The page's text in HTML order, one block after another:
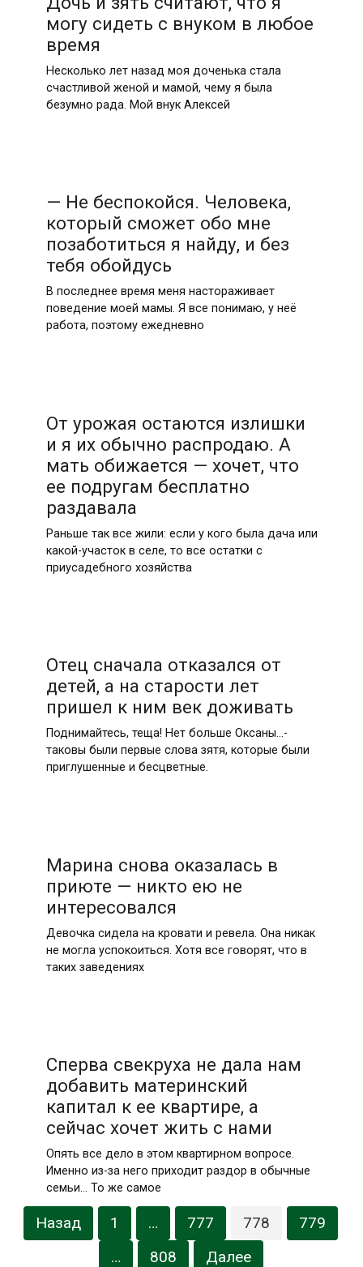
могу сидеть с внуком в любое
время
Несколько лет назад моя доченька стала
счастливой женой и мамой, чему я была
безумно рада. Мой внук Алексей
— Не беспокойся. Человека,
который сможет обо мне
позаботиться я найду, и без
тебя обойдусь
В последнее время меня настораживает
поведение моей мамы. Я все понимаю, у неё
работа, поэтому ежедневно
От урожая остаются излишки
и я их обычно распродаю. А
мать обижается — хочет, что
ее подругам бесплатно
раздавала
Раньше так все жили: если у кого была дача или
какой-участок в селе, то все остатки с
приусадебного хозяйства
Отец сначала отказался от
детей, а на старости лет
пришел к ним век доживать
Поднимайтесь, теща! Нет больше Оксаны…-
таковы были первые слова зятя, которые были
приглушенные и бесцветные.
Марина снова оказалась в
приюте — никто ею не
интересовался
Девочка сидела на кровати и ревела. Она никак
не могла успокоиться. Хотя все говорят, что в
таких заведениях
Сперва свекруха не дала нам
добавить материнский
капитал к ее квартире, а
сейчас хочет жить с нами
Опять все дело в этом квартирном вопросе.
Именно из-за него приходит раздор в обычные
семьи… То же самое
Навигация
Назад 1 … 777 778
779
…
808 Далее